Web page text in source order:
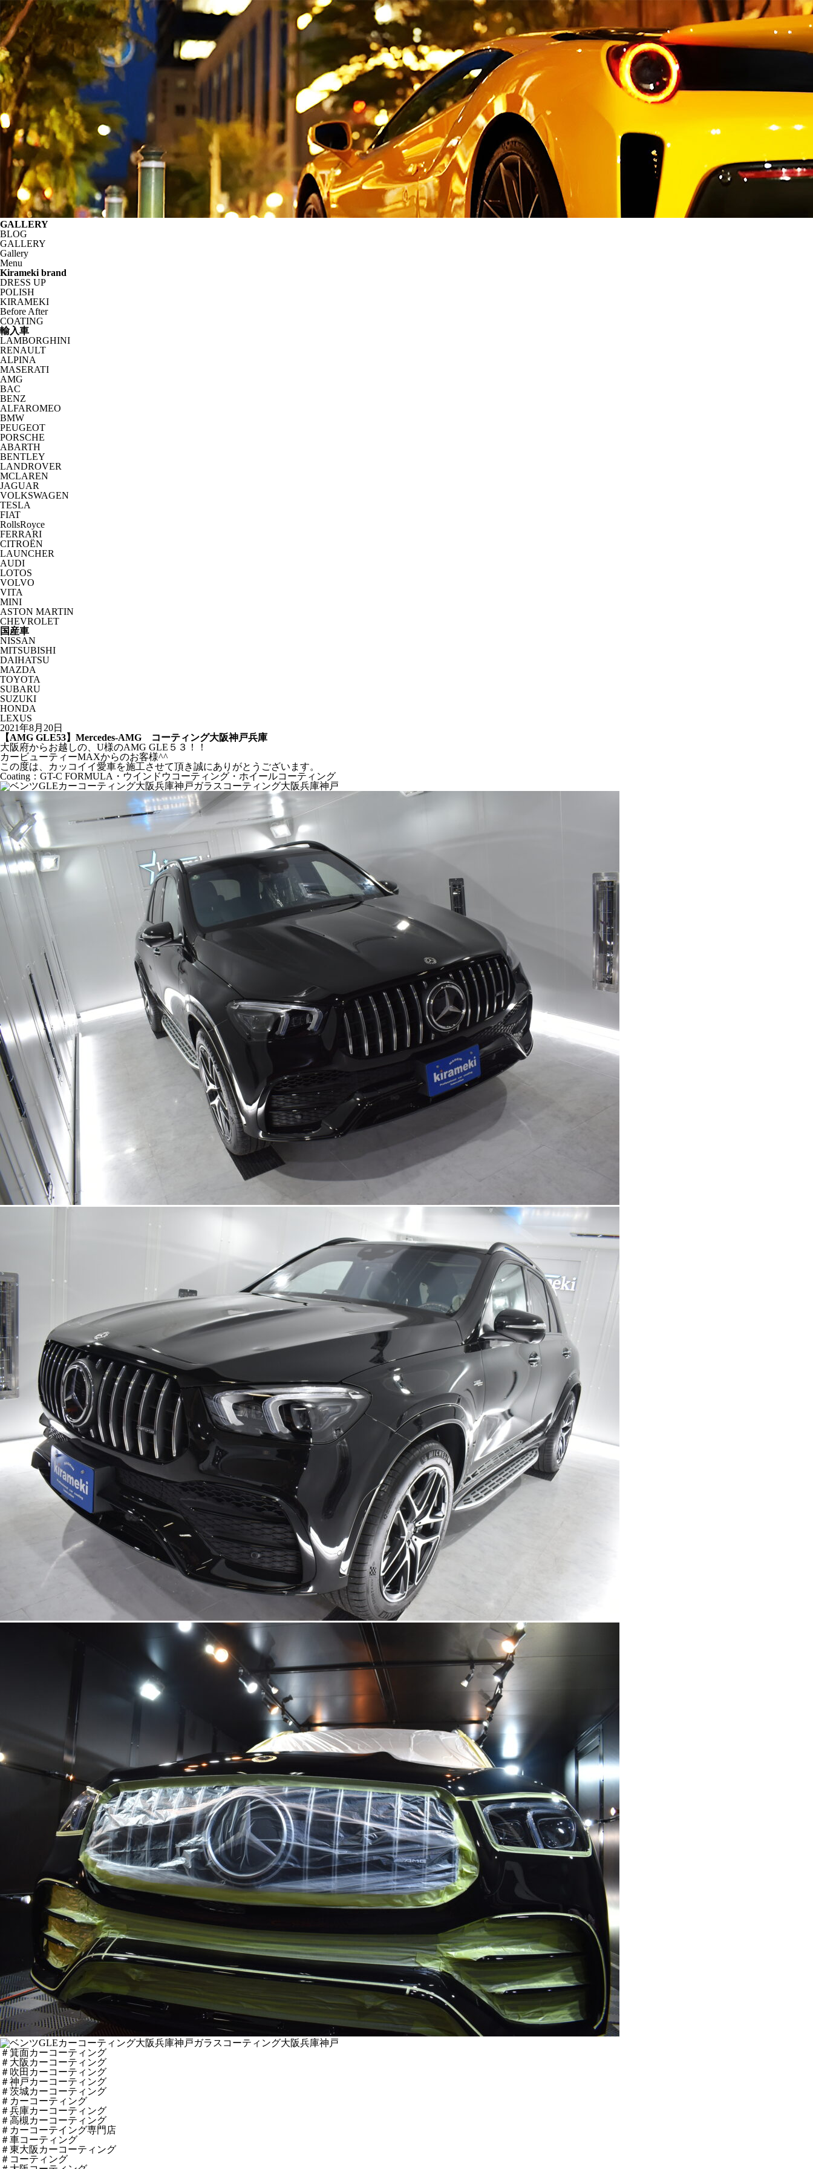
GALLERY
BLOG
GALLERY
Gallery
Menu
Kirameki brand
DRESS UP
POLISH
KIRAMEKI
Before After
COATING
輸入車
LAMBORGHINI
RENAULT
ALPINA
MASERATI
AMG
BAC
BENZ
ALFAROMEO
BMW
PEUGEOT
PORSCHE
ABARTH
BENTLEY
LANDROVER
MCLAREN
JAGUAR
VOLKSWAGEN
TESLA
FIAT
RollsRoyce
FERRARI
CITROËN
LAUNCHER
AUDI
LOTOS
VOLVO
VITA
MINI
ASTON MARTIN
CHEVROLET
国産車
NISSAN
MITSUBISHI
DAIHATSU
MAZDA
TOYOTA
SUBARU
SUZUKI
HONDA
LEXUS
2021年8月20日
【AMG GLE53】Mercedes-AMG コーティング大阪神戸兵庫
大阪府からお越しの、U様のAMG GLE５３！！
カービューティーMAXからのお客様^^
この度は、カッコイイ愛車を施工させて頂き誠にありがとうございます。
Coating：GT-C FORMULA・ウインドウコーティング・ホイールコーティング
＃箕面カーコーティング
＃大阪カーコーティング
＃吹田カーコーティング
＃神戸カーコーティング
＃茨城カーコーティング
＃カーコーティング
＃兵庫カーコーティング
＃高槻カーコーティング
＃カーコーテイング専門店
＃車コーティング
＃東大阪カーコーティング
＃コーティング